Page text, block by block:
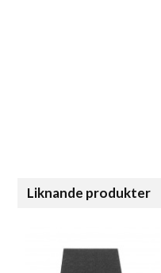
Liknande produkter